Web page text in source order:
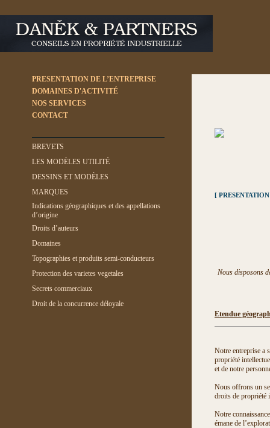
PRESENTATION DE L’ENTREPRISE
DOMAINES D'ACTIVITÉ
NOS SERVICES
CONTACT
BREVETS
LES MODÈLES UTILITÉ
DESSINS ET MODÈLES
MARQUES
Indications géographiques et des appellations
d’origine
Droits d’auteurs
Domaines
Topographies et produits semi-conducteurs
Protection des varietes vegetales
Secrets commerciaux
Droit de la concurrence déloyale
[
Nous disposons
Etendue
Notre entreprise a
propriété
et de notre
Nous offrons un
droits de propriété
Notre
émane de